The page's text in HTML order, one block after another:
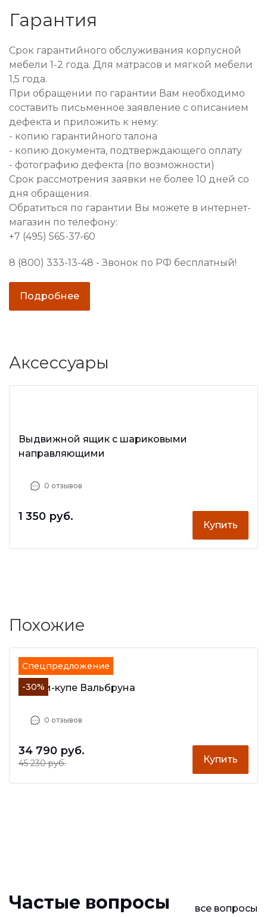
Гарантия
Срок гарантийного обслуживания корпусной
мебели 1-2 года. Для матрасов и мягкой мебели
1,5 года.
При обращении по гарантии Вам необходимо
составить письменное заявление с описанием
дефекта и приложить к нему:
- копию гарантийного талона
- копию документа, подтверждающего оплату
- фотографию дефекта (по возможности)
Срок рассмотрения заявки не более 10 дней со
дня обращения.
Обратиться по гарантии Вы можете в интернет-
магазин по телефону:
+7 (495) 565-37-60
8 (800) 333-13-48 - Звонок по РФ бесплатный!
Подробнее
Аксессуары
Выдвижной ящик с шариковыми
направляющими
0 отзывов
1 350 руб.
Купить
Похожие
Спецпредложение
-30%
Двери-купе Вальбруна
0 отзывов
34 790 руб.
45 230 руб. Купить
Частые вопросы все вопросы